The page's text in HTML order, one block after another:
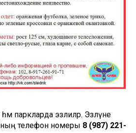
паркларда эзлиләр. Эзләүне
телефон номеры 8 (987) 221-